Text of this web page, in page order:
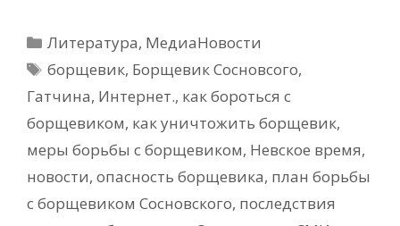
Рубрики
Литература, МедиаНовости
Метки
борщевик, Борщевик Сосновсого,
Гатчина, Интернет., как бороться с
борщевиком, как уничтожить борщевик,
меры борьбы с борщевиком, Невское время,
новости, опасность борщевика, план борьбы
с борщевиком Сосновского, последствия